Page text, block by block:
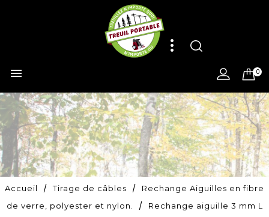
 0
Accueil Tirage de câbles
Rechange Aiguilles en fibre
de verre, polyester et nylon.
Rechange aiguille 3 mm L